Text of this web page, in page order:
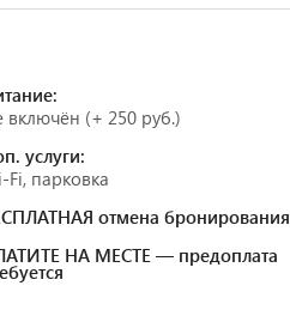
включён (+ 250 руб.)
услуги:
Fi, парковка
отмена бронирования
НА МЕСТЕ — предоплата